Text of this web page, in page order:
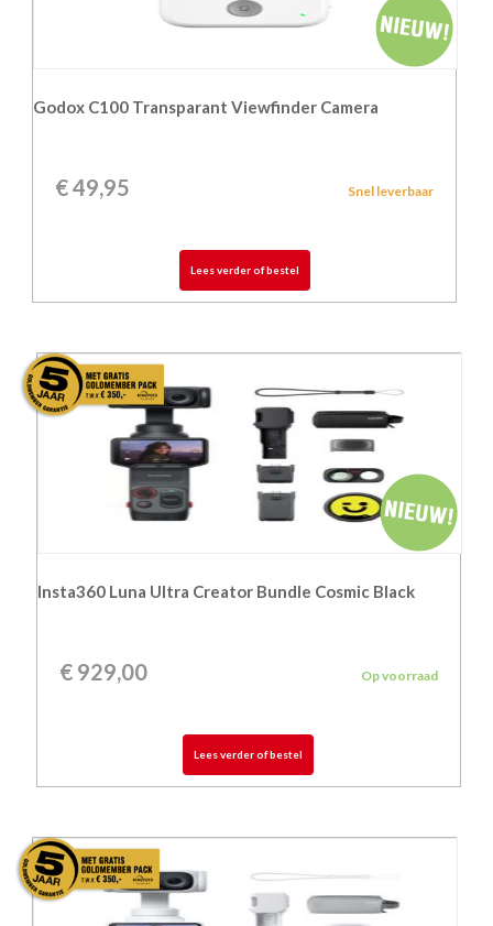
Godox C100 Transparant Viewfinder Camera
€49,95 Snel leverbaar
Lees verder of bestel
Insta360 Luna Ultra Creator Bundle Cosmic Black
€929,00 Op voorraad
Lees verder of bestel